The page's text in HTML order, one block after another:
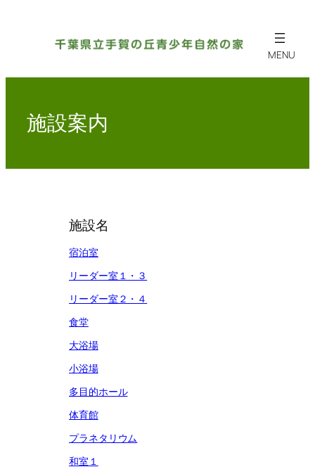
キ
施設案内
施設名
宿泊室
リーダー室１・３
リーダー室２・４
食堂
大浴場
小浴場
多目的ホール
体育館
プラネタリウム
和室１